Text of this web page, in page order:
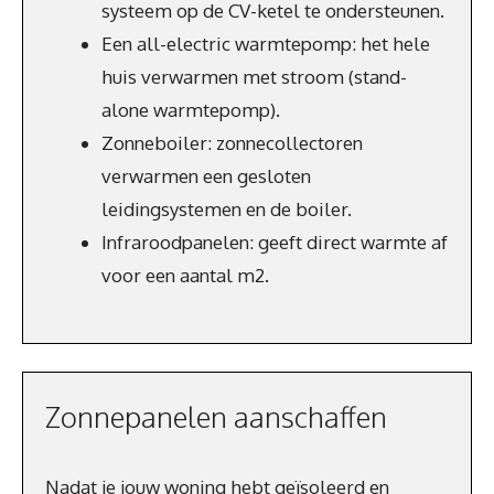
systeem op de CV-ketel te ondersteunen.
Een all-electric warmtepomp: het hele
huis verwarmen met stroom (stand-
alone warmtepomp).
Zonneboiler: zonnecollectoren
verwarmen een gesloten
leidingsystemen en de boiler.
Infraroodpanelen: geeft direct warmte af
voor een aantal m2.
Zonnepanelen aanschaffen
Nadat je jouw woning hebt geïsoleerd en